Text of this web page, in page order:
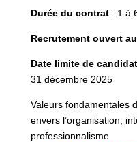
Durée du contrat: 1 à
Recrutement ouvert
Date limite de
31 décembre 2025
Valeurs fondamentales
envers l’organisation,
professionnalisme